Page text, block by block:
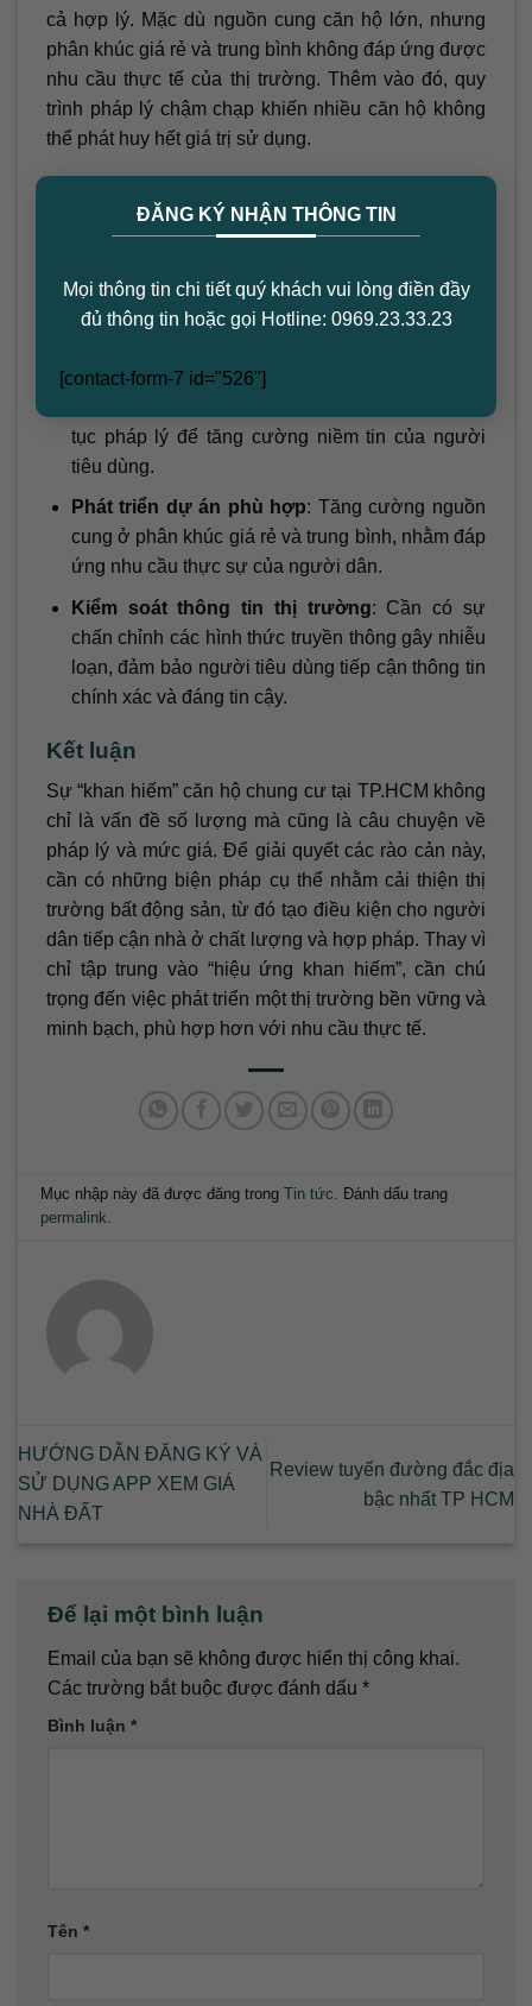
ĐĂNG KÝ NHẬN THÔNG TIN
Mọi thông tin chi tiết quý khách vui lòng điền đầy
đủ thông tin hoặc gọi Hotline: 0969.23.33.23
[contact-form-7 id="526"]
cả hợp lý. Mặc dù nguồn cung căn hộ lớn, nhưng
phân khúc giá rẻ và trung bình không đáp ứng được
nhu cầu thực tế của thị trường. Thêm vào đó, quy
trình pháp lý chậm chạp khiến nhiều căn hộ không
thể phát huy hết giá trị sử dụng.
Để cân bằng tình trạng cung cầu và giải quyết
pháp đồng bộ từ phía cơ quan chức năng và doanh
nghiệp bất động sản, bao gồm:
Đẩy nhanh tiến độ pháp lý
tục pháp lý để tăng cường niềm tin của người
tiêu dùng.
Phát triển dự án phù hợp: Tăng cường nguồn
cung ở phân khúc giá rẻ và trung bình, nhằm đáp
ứng nhu cầu thực sự của người dân.
Kiểm soát thông tin thị trường: Cần có sự
chấn chỉnh các hình thức truyền thông gây nhiễu
loạn, đảm bảo người tiêu dùng tiếp cận thông tin
chính xác và đáng tin cậy.
Kết luận
Sự “khan hiếm” căn hộ chung cư tại TP.HCM không
chỉ là vấn đề số lượng mà cũng là câu chuyện về
pháp lý và mức giá. Để giải quyết các rào cản này,
cần có những biện pháp cụ thể nhằm cải thiện thị
trường bất động sản, từ đó tạo điều kiện cho người
dân tiếp cận nhà ở chất lượng và hợp pháp. Thay vì
chỉ tập trung vào “hiệu ứng khan hiếm”, cần chú
trọng đến việc phát triển một thị trường bền vững và
minh bạch, phù hợp hơn với nhu cầu thực tế.
Mục nhập này đã được đăng trongTin tức. Đánh dấu trang
permalink.
HƯỚNG DẪN ĐĂNG KÝ VÀ
SỬ DỤNG APP XEM GIÁ
NHÀ ĐẤT
Review tuyến đường đắc địa
bậc nhất TP HCM
Để lại một bình luận
Email của bạn sẽ không được hiển thị công khai.
Các trường bắt buộc được đánh dấu *
Bình luận *
Tên *